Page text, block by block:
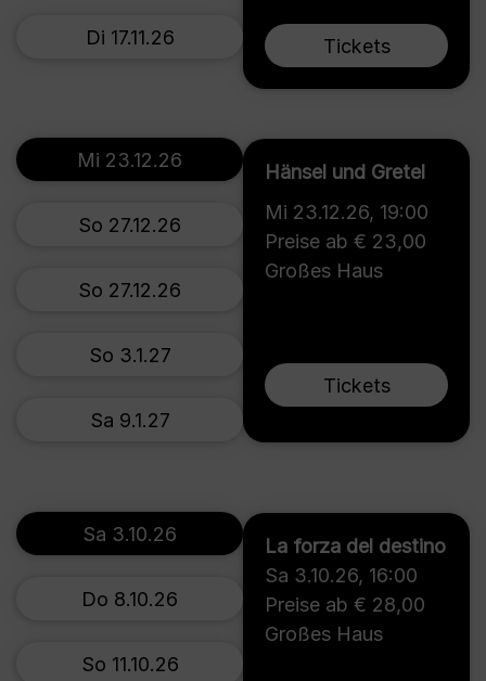
Tickets
Di 17.11.26
Hänsel und Gretel
Mi 23.12.26, 19:00
Preise ab € 23,00
Großes Haus
Tickets
Mi 23.12.26
So 27.12.26
So 27.12.26
So 3.1.27
Sa 9.1.27
La forza del destino
Sa 3.10.26, 16:00
Preise ab € 28,00
Großes Haus
Sa 3.10.26
Do 8.10.26
So 11.10.26